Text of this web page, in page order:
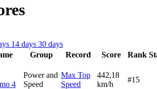
14 days 30 days
Group Record Score Rank
4
Power and
Speed
Max Top
Speed
442,18
km/h
#15